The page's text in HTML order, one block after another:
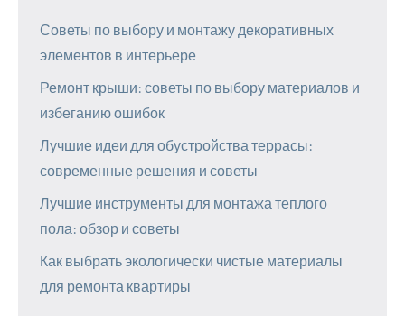
Советы по выбору и монтажу декоративных
элементов в интерьере
Ремонт крыши: советы по выбору материалов и
избеганию ошибок
Лучшие идеи для обустройства террасы:
современные решения и советы
Лучшие инструменты для монтажа теплого
пола: обзор и советы
Как выбрать экологически чистые материалы
для ремонта квартиры